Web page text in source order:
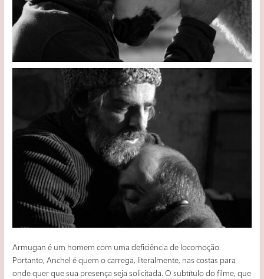
Armugan é um homem com uma deficiência de locomoção.
Portanto, Anchel é quem o carrega, literalmente, nas costas para
onde quer que sua presença seja solicitada. O subtítulo do filme, que